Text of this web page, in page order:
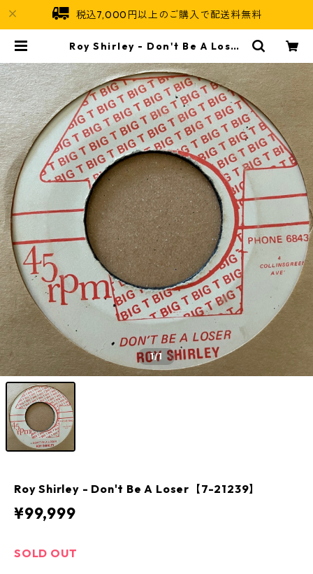
税込7,000円以上のご購入で配送料無料
Roy Shirley - Don't Be A Loser
1/1
Roy Shirley - Don't Be A Loser【7-21239】
¥99,999
SOLD OUT